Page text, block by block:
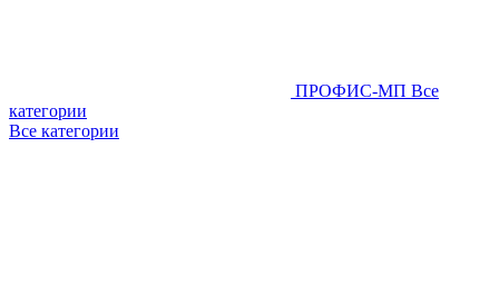
ПРОФИС-МП Все
категории
Все категории